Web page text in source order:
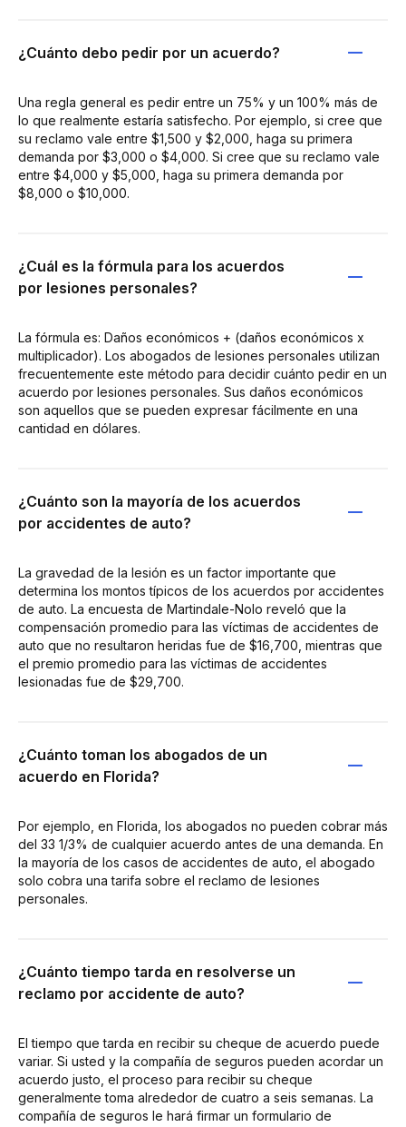
¿Cuánto debo pedir por un acuerdo?
Una regla general es pedir entre un 75% y un 100% más de
lo que realmente estaría satisfecho. Por ejemplo, si cree que
su reclamo vale entre $1,500 y $2,000, haga su primera
demanda por $3,000 o $4,000. Si cree que su reclamo vale
entre $4,000 y $5,000, haga su primera demanda por
$8,000 o $10,000.
¿Cuál es la fórmula para los acuerdos
por lesiones personales?
La fórmula es: Daños económicos + (daños económicos x
multiplicador). Los abogados de lesiones personales utilizan
frecuentemente este método para decidir cuánto pedir en un
acuerdo por lesiones personales. Sus daños económicos
son aquellos que se pueden expresar fácilmente en una
cantidad en dólares.
¿Cuánto son la mayoría de los acuerdos
por accidentes de auto?
La gravedad de la lesión es un factor importante que
determina los montos típicos de los acuerdos por accidentes
de auto. La encuesta de Martindale-Nolo reveló que la
compensación promedio para las víctimas de accidentes de
auto que no resultaron heridas fue de $16,700, mientras que
el premio promedio para las víctimas de accidentes
lesionadas fue de $29,700.
¿Cuánto toman los abogados de un
acuerdo en Florida?
Por ejemplo, en Florida, los abogados no pueden cobrar más
del 33 1/3% de cualquier acuerdo antes de una demanda. En
la mayoría de los casos de accidentes de auto, el abogado
solo cobra una tarifa sobre el reclamo de lesiones
personales.
¿Cuánto tiempo tarda en resolverse un
reclamo por accidente de auto?
El tiempo que tarda en recibir su cheque de acuerdo puede
variar. Si usted y la compañía de seguros pueden acordar un
acuerdo justo, el proceso para recibir su cheque
generalmente toma alrededor de cuatro a seis semanas. La
compañía de seguros le hará firmar un formulario de